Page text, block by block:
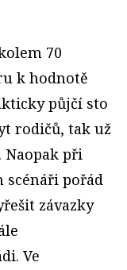
70
k hodnotě
půjčí sto
rodičů, tak už
při
scénáři pořád
závazky
Ve